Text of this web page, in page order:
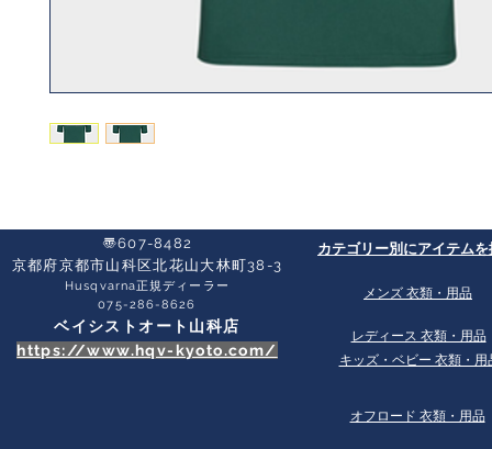
〠607-8482
京都府京都市山科区北花山大林町38-3​
Husqvarna正規ディーラー
​075-286-8626
ベイシストオート山科店
https://www.hqv-kyoto.com/
カテゴリー別にアイテムを
​メンズ 衣類・用品
​レディース 衣類・用品
キッズ・ベビー 衣類・用
オフロード 衣類・用品